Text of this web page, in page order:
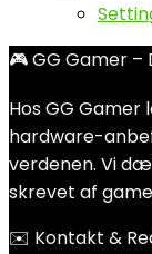
🎮 GG Gamer
Hos GG
hardware-
verdenen. Vi
skrevet af
✉️ Kontakt &